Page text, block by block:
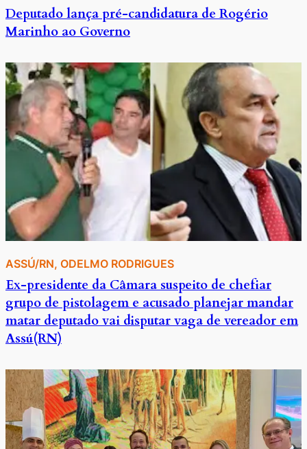
Deputado lança pré-candidatura de Rogério
Marinho ao Governo
ASSÚ/RN, ODELMO RODRIGUES
Ex-presidente da Câmara suspeito de chefiar
grupo de pistolagem e acusado planejar mandar
matar deputado vai disputar vaga de vereador em
Assú(RN)